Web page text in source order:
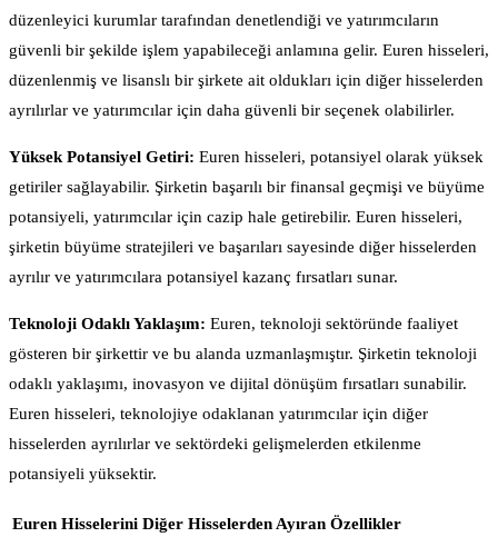
düzenleyici kurumlar tarafından denetlendiği ve yatırımcıların
güvenli bir şekilde işlem yapabileceği anlamına gelir. Euren hisseleri,
düzenlenmiş ve lisanslı bir şirkete ait oldukları için diğer hisselerden
ayrılırlar ve yatırımcılar için daha güvenli bir seçenek olabilirler.
Yüksek Potansiyel Getiri: Euren hisseleri, potansiyel olarak yüksek
getiriler sağlayabilir. Şirketin başarılı bir finansal geçmişi ve büyüme
potansiyeli, yatırımcılar için cazip hale getirebilir. Euren hisseleri,
şirketin büyüme stratejileri ve başarıları sayesinde diğer hisselerden
ayrılır ve yatırımcılara potansiyel kazanç fırsatları sunar.
Teknoloji Odaklı Yaklaşım: Euren, teknoloji sektöründe faaliyet
gösteren bir şirkettir ve bu alanda uzmanlaşmıştır. Şirketin teknoloji
odaklı yaklaşımı, inovasyon ve dijital dönüşüm fırsatları sunabilir.
Euren hisseleri, teknolojiye odaklanan yatırımcılar için diğer
hisselerden ayrılırlar ve sektördeki gelişmelerden etkilenme
potansiyeli yüksektir.
Euren Hisselerini Diğer Hisselerden Ayıran Özellikler